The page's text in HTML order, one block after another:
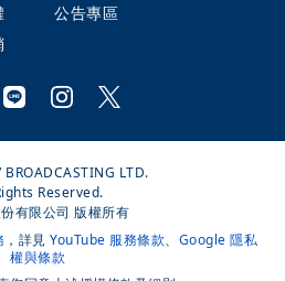
公告專區
LTD.
Reserved.
有限公司 版權所有
，詳見 YouTube 服務條款、 Google 隱私
權與條款